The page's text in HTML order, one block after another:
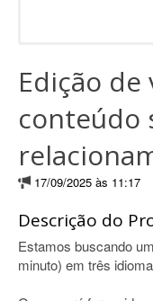
Edição
conteúdo
17/09/2025 às 11:17
Descrição do
Estamos buscando
minuto) em três